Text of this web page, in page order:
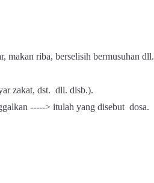
makan riba, berselisih bermusuhan dll.
zakat, dst. dll. dlsb.).
-----> itulah yang disebut dosa.